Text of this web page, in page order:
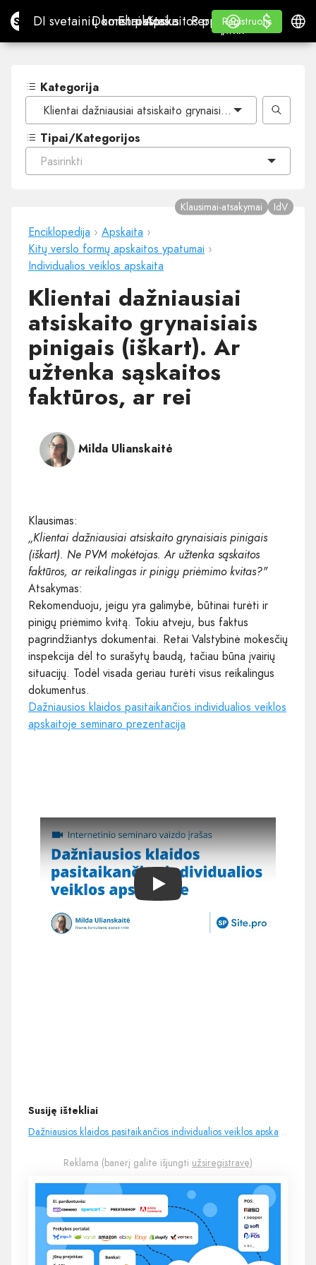
Site.proDI svetainių konstruktorius
DI svetainių konstruktorius
Domenai
DomenaiEl. paštas
El. paštasApskaitos programa
Apskaitos programa
Perpardavėjams
„WHITE LABEL“
Mokymasis
Mokymasis
Registruotis
Registruotis
Prisijungti
$
$
Kategorija
Klientai dažniausiai atsiskaito grynaisiais pinigais
Tipai/Kategorijos
Pasirinkti
Enciklopedija › Apskaita ›
Kitų verslo formų apskaitos ypatumai ›
Individualios veiklos apskaita
Klientai dažniausiai
atsiskaito grynaisiais
pinigais (iškart). Ar
užtenka sąskaitos
faktūros, ar rei
Klausimai-atsakymai IdV
Milda Ulianskaitė
Klausimas:
„Klientai dažniausiai atsiskaito grynaisiais pinigais
(iškart). Ne PVM mokėtojas. Ar užtenka sąskaitos
faktūros, ar reikalingas ir pinigų priėmimo kvitas?"
Atsakymas:
Rekomenduoju, jeigu yra galimybė, būtinai turėti ir
pinigų priėmimo kvitą. Tokiu atveju, bus faktus
pagrindžiantys dokumentai. Retai Valstybinė mokesčių
inspekcija dėl to surašytų baudą, tačiau būna įvairių
situacijų. Todėl visada geriau turėti visus reikalingus
dokumentus.
Dažniausios klaidos pasitaikančios individualios veiklos
apskaitoje seminaro prezentacija
Play
Susiję ištekliai
Dažniausios klaidos pasitaikančios individualios veiklos apskaitoje - YouTube
Reklama (banerį galite išjungti užsiregistravę)